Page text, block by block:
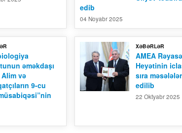
edib
04 Noyabr 2025
əməkdaşı
Alim və
9-cu
XƏBƏRLƏR
AMEA
Heyətinin
sıra
edilib
22 Oktyabr 2025